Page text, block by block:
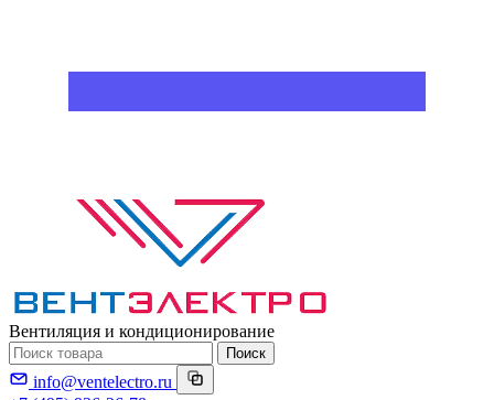
Вентиляция и кондиционирование
Поиск
info@ventelectro.ru